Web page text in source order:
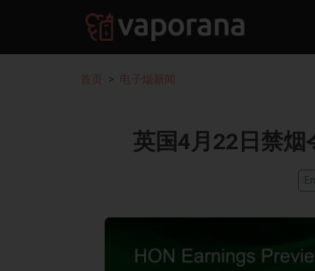
首页 电子烟新闻
英国4月22日禁烟